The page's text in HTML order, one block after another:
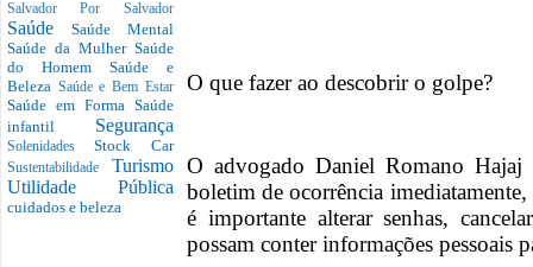
Salvador Por Salvador
Saúde Saúde Mental
Saúde da Mulher Saúde
do Homem Saúde e
Beleza Saúde e Bem Estar
Saúde em Forma Saúde
infantil Segurança
SolenidadesStock Car
Sustentabilidade Turismo
Utilidade Pública
cuidados e beleza
O que fazer ao descobrir o golpe?
O advogado Daniel Romano
boletim de ocorrência
é importante alterar senhas,
possam conter informações pessoais